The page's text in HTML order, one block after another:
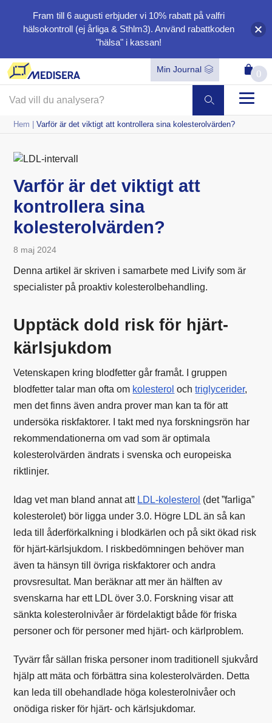
Min Journal 0
Hem |Varför är det viktigt att kontrollera sina kolesterolvärden?
Varför är det viktigt att
kontrollera sina
kolesterolvärden?
8 maj 2024
Denna artikel är skriven i samarbete med Livify som är
specialister på proaktiv kolesterolbehandling.
Upptäck dold risk för hjärt-
kärlsjukdom
Vetenskapen kring blodfetter går framåt. I gruppen
blodfetter talar man ofta om kolesterol ochtriglycerider,
men det finns även andra prover man kan ta för att
undersöka riskfaktorer. I takt med nya forskningsrön har
rekommendationerna om vad som är optimala
kolesterolvärden ändrats i svenska och europeiska
riktlinjer.
Idag vet man bland annat att LDL-kolesterol (det ”farliga”
kolesterolet) bör ligga under 3.0. Högre LDL än så kan
leda till åderförkalkning i blodkärlen och på sikt ökad risk
för hjärt-kärlsjukdom. I riskbedömningen behöver man
även ta hänsyn till övriga riskfaktorer och andra
provsresultat. Man beräknar att mer än hälften av
svenskarna har ett LDL över 3.0. Forskning visar att
sänkta kolesterolnivåer är fördelaktigt både för friska
personer och för personer med hjärt- och kärlproblem.
Tyvärr får sällan friska personer inom traditionell sjukvård
hjälp att mäta och förbättra sina kolesterolvärden. Detta
kan leda till obehandlade höga kolesterolnivåer och
onödiga risker för hjärt- och kärlsjukdomar.
Fram till 6 augusti erbjuder vi 10%rabatt på valfri
hälsokontroll (ej årliga & Sthlm3). Använd rabattkoden
"hälsa"i kassan!